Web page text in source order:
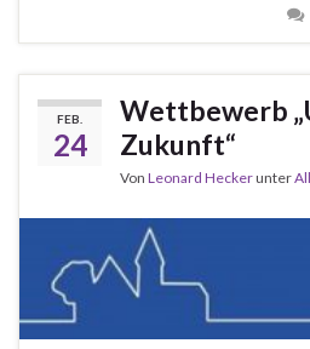
FEB.
24
Wettbewerb
Zukunft“
Von Leonard Heckerunter